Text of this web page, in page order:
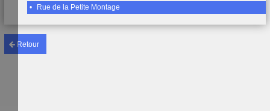
Retour
•
Rue de la Petite Montage